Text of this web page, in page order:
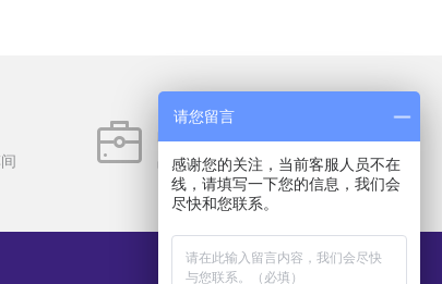
品类丰富
品类齐全6000多种，备货充足
请您留言
感谢您的关注，当前客服人员不在
线，请填写一下您的信息，我们会
尽快和您联系。